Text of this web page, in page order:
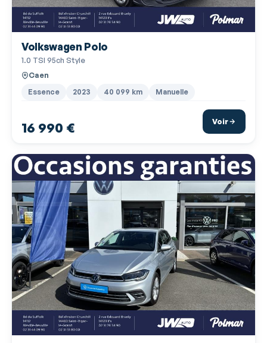
Limiteur de vitesse
Miroir de courtoisie conducteur
Miroir de courtoisie passager
Ordinateur de bord
Poignées ton carrosserie
Porte-gobelets avant
Prise USB
Radio
Radio numérique DAB
Régulateur de vitesse adaptatif
Répétiteurs de clignotant dans rétro ext
Rétroviseur intérieur électrochrome
Rétroviseurs dégivrants
Rétroviseurs électriques
Volkswagen Polo
1.0 TSI 95ch Style
Caen
Essence 2023 40 099 km Manuelle
16 990 € Voir